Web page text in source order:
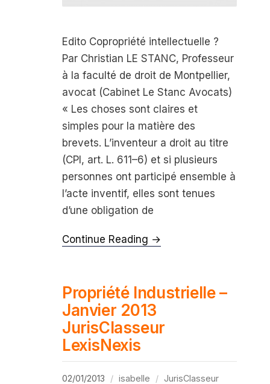
Edito Copropriété intellectuelle ?
Par Christian LE STANC, Professeur
à la faculté de droit de Montpellier,
avocat (Cabinet Le Stanc Avocats)
« Les choses sont claires et
simples pour la matière des
brevets. L’inventeur a droit au titre
(CPI, art. L. 611–6) et si plusieurs
personnes ont participé ensemble à
l’acte inventif, elles sont tenues
d’une obligation de
Continue Reading →
Propriété Industrielle –
Janvier 2013
JurisClasseur
LexisNexis
02/01/2013 isabelle
JurisClasseur